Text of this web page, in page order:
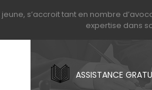
s’accroit tant en nombre
expertise dans
ASSISTANCE